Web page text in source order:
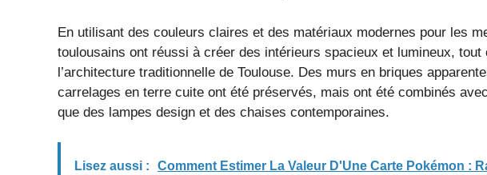
En utilisant des couleurs claires et des matériaux modernes pour les
toulousains ont réussi à créer des intérieurs spacieux et lumineux, tout
l’architecture traditionnelle de Toulouse. Des murs en briques
carrelages en terre cuite ont été préservés, mais ont été combinés
que des lampes design et des chaises contemporaines.
Lisez aussi :
Comment Estimer La Valeur D'Une Carte Pokémon :